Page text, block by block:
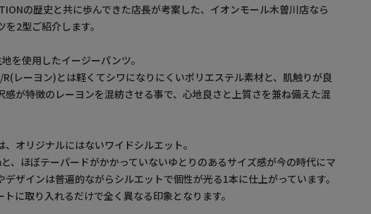
の歴史と共に歩んできた店長が考案した、イオンモール木曽川店なら
を2型ご紹介します。
を使用したイージーパンツ。
レーヨン)とは軽くてシワになりにくいポリエステル素材と、肌触りが良
感が特徴のレーヨンを混紡させる事で、心地良さと上質さを兼ね備えた混
、オリジナルにはないワイドシルエット。
、ほぼテーパードがかかっていないゆとりのあるサイズ感が今の時代にマ
デザインは普遍的ながらシルエットで個性が光る1本に仕上がっています。
トに取り入れるだけで全く異なる印象となります。